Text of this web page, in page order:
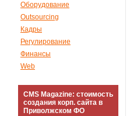
Оборудование
Outsourcing
Кадры
Регулирование
Финансы
Web
CMS Magazine: стоимость
создания корп. сайта в
Приволжском ФО